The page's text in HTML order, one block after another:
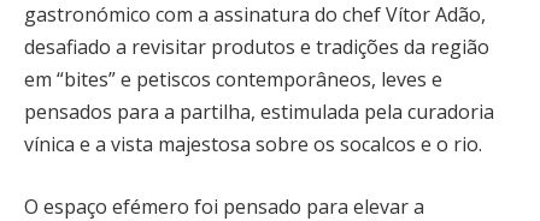
gastronómico com a assinatura do chef Vítor Adão,
desafiado a revisitar produtos e tradições da região
em “bites” e petiscos contemporâneos, leves e
pensados para a partilha, estimulada pela curadoria
vínica e a vista majestosa sobre os socalcos e o rio.
O espaço efémero foi pensado para elevar a